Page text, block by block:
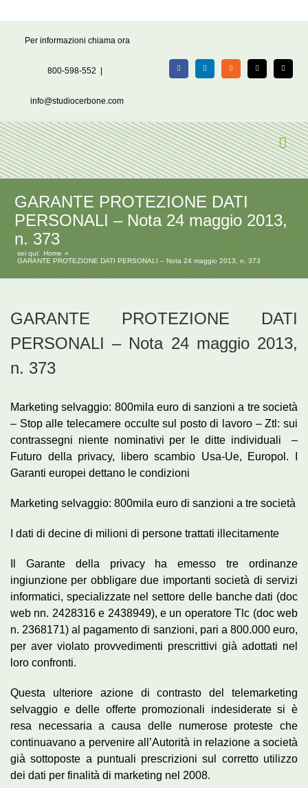
Per informazioni chiama ora
800-598-552
info@studiocerbone.com
FacebookLinkedIn Rss X Email
GARANTE PROTEZIONE DATI
PERSONALI – Nota 24 maggio 2013,
n. 373
sei qui:
Home
GARANTE PROTEZIONE DATI PERSONALI – Nota 24 maggio 2013, n. 373
GARANTE PROTEZIONE DATI
PERSONALI – Nota 24 maggio 2013,
n. 373
Marketing selvaggio: 800mila euro di sanzioni a tre società
– Stop alle telecamere occulte sul posto di lavoro – Ztl: sui
contrassegni niente nominativi per le ditte individuali –
Futuro della privacy, libero scambio Usa-Ue, Europol. I
Garanti europei dettano le condizioni
Marketing selvaggio: 800mila euro di sanzioni a tre società
I dati di decine di milioni di persone trattati illecitamente
Il Garante della privacy ha emesso tre ordinanze
ingiunzione per obbligare due importanti società di servizi
informatici, specializzate nel settore delle banche dati (doc
web nn. 2428316 e 2438949), e un operatore Tlc (doc web
n. 2368171) al pagamento di sanzioni, pari a 800.000 euro,
per aver violato provvedimenti prescrittivi già adottati nel
loro confronti.
Questa ulteriore azione di contrasto del telemarketing
selvaggio e delle offerte promozionali indesiderate si è
resa necessaria a causa delle numerose proteste che
continuavano a pervenire all’Autorità in relazione a società
già sottoposte a puntuali prescrizioni sul corretto utilizzo
dei dati per finalità di marketing nel 2008.